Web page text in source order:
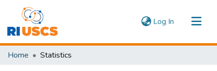
Log In (current)
Communities & Collections
Home Statistics